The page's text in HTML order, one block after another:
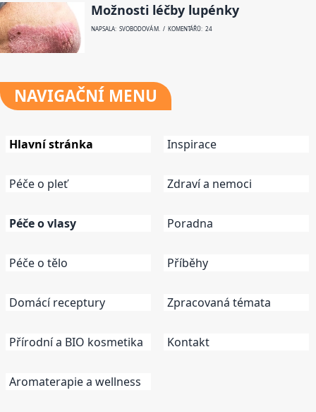
Možnosti léčby lupénky
NAPSALA: SVOBODOVÁ M. / KOMENTÁŘŮ: 24
NAVIGAČNÍ MENU
Hlavní stránka
Péče o pleť
Péče o vlasy
Péče o tělo
Domácí receptury
Přírodní a BIO kosmetika
Aromaterapie a wellness
Inspirace
Zdraví a nemoci
Poradna
Příběhy
Zpracovaná témata
Kontakt